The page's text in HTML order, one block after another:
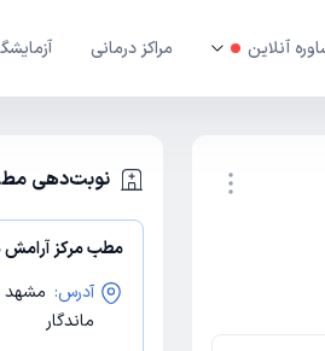
آنلاین مراکز درمانی
نوبت‌دهی
مطب مرکز آرامش
آدرس:
ماندگار